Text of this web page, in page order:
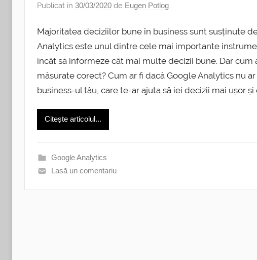
Publicat în 30/03/2020 de Eugen Potlog
Majoritatea deciziilor bune în business sunt susținute
Analytics este unul dintre cele mai importante
încât să informeze cât mai multe decizii bune. Dar
măsurate corect? Cum ar fi dacă Google Analytics nu
business-ul tău, care te-ar ajuta să iei decizii mai ușor
Citește articolul...
Google Analytics
Lasă un comentariu